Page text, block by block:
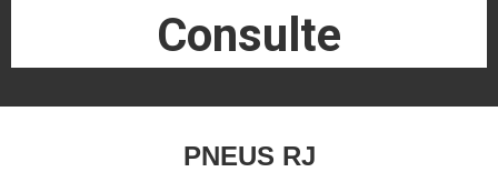
Consulte
PNEUS RJ